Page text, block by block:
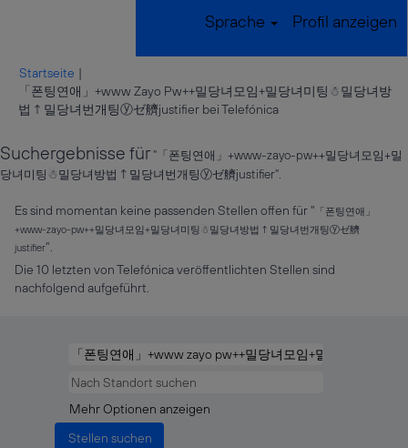
Sprache Profil anzeigen
Startseite |
「폰팅연애」+www Zayo Pw++밀당녀모임+밀당녀미팅☃밀당녀방
법↑밀당녀번개팅ⓨゼ艩justifier bei Telefónica(aktuelle
Suchergebnisse für"「폰팅연애」+www-zayo-pw++밀당녀모임+밀
당녀미팅☃밀당녀방법↑밀당녀번개팅ⓨゼ艩justifier".
Es sind momentan keine passenden Stellen offen für " 「폰팅연애」
+www-zayo-pw++밀당녀모임+밀당녀미팅☃밀당녀방법↑밀당녀번개팅ⓨゼ艩
justifier".
Die 10 letzten von Telefónica veröffentlichten Stellen sind
nachfolgend aufgeführt.
Mehr Optionen anzeigen